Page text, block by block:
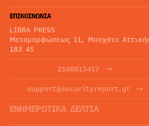
ΕΠΙΚΟΙΝΩΝΙΑ
LIBRA PRESS
Μεταμορφώσεως 11, Μοσχάτο
183 45
2108815417
support@securityreport.gr
ΕΝΗΜΕΡΩΤΙΚΑ ΔΕΛΤΙΑ